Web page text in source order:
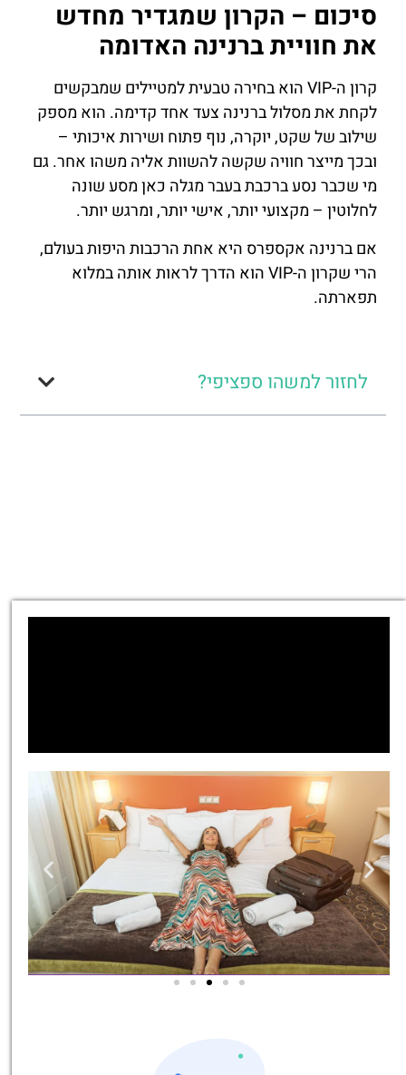
סיכום – הקרון שמגדיר מחדש
את חוויית ברנינה האדומה
קרון ה-VIP הוא בחירה טבעית למטיילים שמבקשים
לקחת את מסלול ברנינה צעד אחד קדימה. הוא מספק
שילוב של שקט, יוקרה, נוף פתוח ושירות איכותי –
ובכך מייצר חוויה שקשה להשוות אליה משהו אחר. גם
מי שכבר נסע ברכבת בעבר מגלה כאן מסע שונה
לחלוטין – מקצועי יותר, אישי יותר, ומרגש יותר.
אם ברנינה אקספרס היא אחת הרכבות היפות בעולם,
הרי שקרון ה-VIP הוא הדרך לראות אותה במלוא
תפארתה.
לחזור למשהו ספציפי?